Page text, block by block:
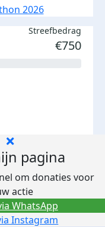
2026
Streefbedrag
€750
pagina
om donaties voor
actie
Instagram
WhatsApp